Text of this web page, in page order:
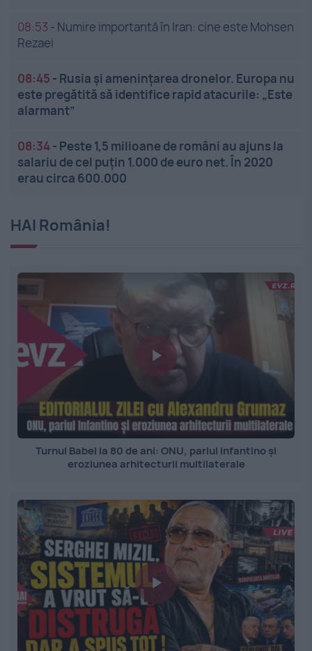
08:53 - Numire importantă în Iran: cine este Mohsen
Rezaei
08:45 - Rusia și amenințarea dronelor. Europa nu
este pregătită să identifice rapid atacurile: „Este
alarmant”
08:34- Peste 1,5 milioane de români au ajuns la
salariu de cel puțin 1.000 de euro net. În 2020
erau circa 600.000
HAI România!
Turnul Babel la 80 de ani: ONU, pariul Infantino și
eroziunea arhitecturii multilaterale